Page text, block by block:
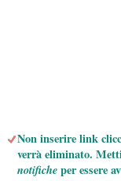
Non inserire link
verrà eliminato.
notificheper essere